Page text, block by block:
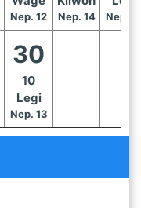
Nep. 12 Nep. 14 Nep.
30
10
Legi
Nep. 13